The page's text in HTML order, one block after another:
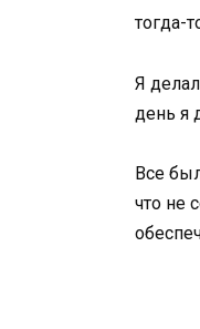
тогда-
Я
день я
Все
что не